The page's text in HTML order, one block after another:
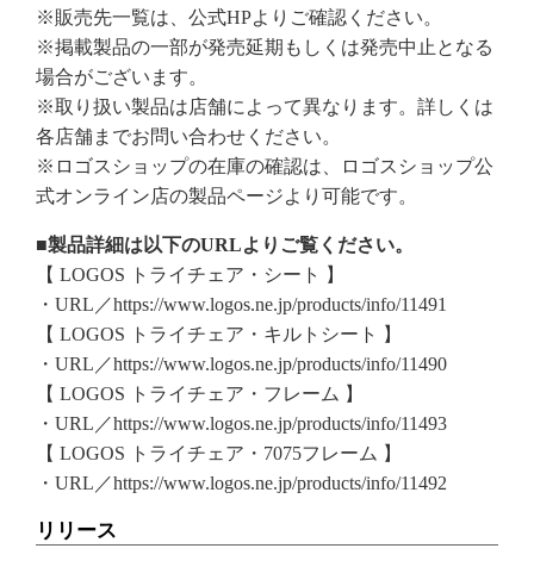
※販売先一覧は、公式HPよりご確認ください。
※掲載製品の一部が発売延期もしくは発売中止となる
場合がございます。
※取り扱い製品は店舗によって異なります。詳しくは
各店舗までお問い合わせください。
※ロゴスショップの在庫の確認は、ロゴスショップ公
式オンライン店の製品ページより可能です。
■製品詳細は以下のURLよりご覧ください。
【 LOGOS トライチェア・シート 】
・URL／https://www.logos.ne.jp/products/info/11491
【 LOGOS トライチェア・キルトシート 】
・URL／https://www.logos.ne.jp/products/info/11490
【 LOGOS トライチェア・フレーム 】
・URL／https://www.logos.ne.jp/products/info/11493
【 LOGOS トライチェア・7075フレーム 】
・URL／https://www.logos.ne.jp/products/info/11492
リリース